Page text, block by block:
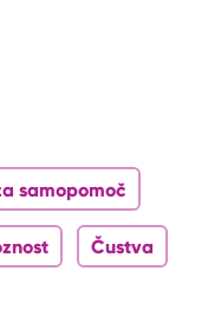
samopomoč
Čustva